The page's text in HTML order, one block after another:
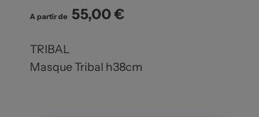
A partir de Prix
55,00 €
TRIBAL
Masque Tribal h38cm